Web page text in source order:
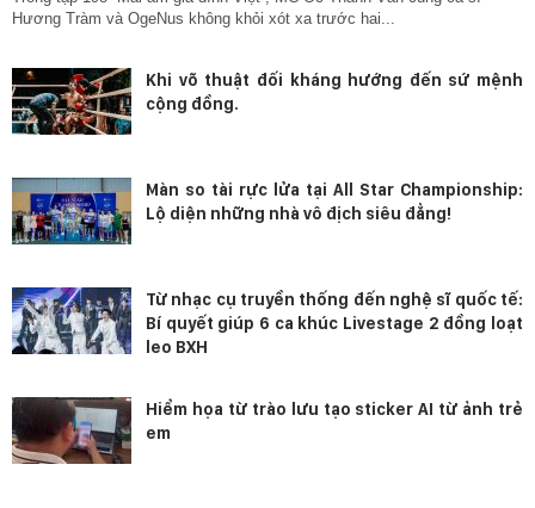
Hương Tràm và OgeNus không khỏi xót xa trước hai...
Khi võ thuật đối kháng hướng đến sứ mệnh
cộng đồng.
Màn so tài rực lửa tại All Star Championship:
Lộ diện những nhà vô địch siêu đẳng!
Từ nhạc cụ truyền thống đến nghệ sĩ quốc tế:
Bí quyết giúp 6 ca khúc Livestage 2 đồng loạt
leo BXH
Hiểm họa từ trào lưu tạo sticker AI từ ảnh trẻ
em